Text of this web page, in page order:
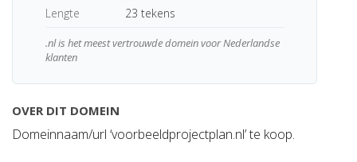
Lengte
23 tekens
.nl is het meest vertrouwde domein voor Nederlandse
klanten
OVER DIT DOMEIN
Domeinnaam/url ‘voorbeeldprojectplan.nl’ te koop.